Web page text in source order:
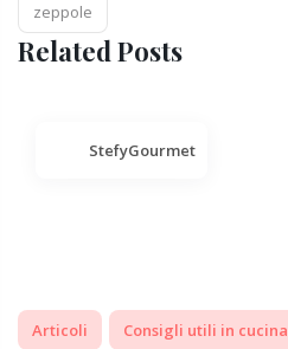
zeppole
Related Posts
StefyGourmet
Articoli Consigli utili in cucina